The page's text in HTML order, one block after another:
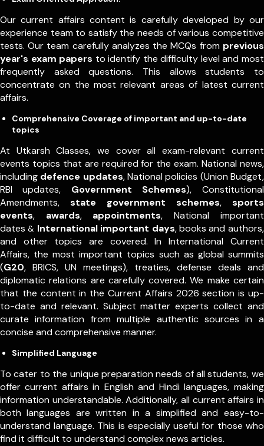
Our current affairs content is carefully developed by our
experience team to satisfy the needs of various competitive
tests. Our team carefully analyzes the MCQs from previous
year's exam papers to identify the difficulty level and most
frequently asked questions. This allows students to
concentrate on the most relevant areas of latest current
affairs.
Comprehensive Coverage of important and up-to-date
topics
At Utkarsh Classes, we cover all exam-relevant current
events topics that are required for the exam. National news,
including defence updates, National policies (Union Budget,
RBI updates, Government Schemes), Constitutional
Amendments, state government schemes, sports
events, awards, appointments,National important
dates & International important days, books and authors,
and other topics are covered. In International Current
Affairs, the most important topics such as global summits
(G20, BRICS, UN meetings), treaties, defense deals and
diplomatic relations are carefully covered. We make certain
that the content in the Current Affairs 2026 section is up-
to-date and relevant. Subject matter experts collect and
curate information from multiple authentic sources in a
concise and comprehensive manner.
Simplified Language
To cater to the unique preparation needs of all students, we
offer current affairs in English and Hindi languages, making
information understandable. Additionally, all current affairs in
both languages are written in a simplified and easy-to-
understand language. This is especially useful for those who
find it difficult to understand complex news articles.